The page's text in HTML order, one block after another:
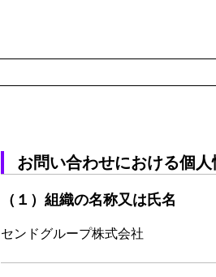
お問い合わせにおける個
（１）組織の名称又は氏名
センドグループ株式会社